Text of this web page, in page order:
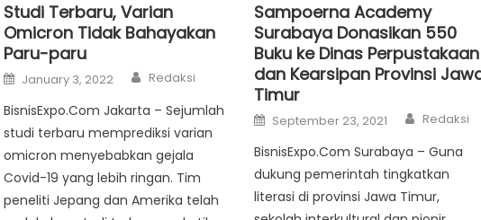
Studi Terbaru, Varian
Omicron Tidak Bahayakan
Paru-paru
Posted
on
January 3, 2022 Author
Redaksi
BisnisExpo.Com Jakarta – Sejumlah
studi terbaru memprediksi varian
omicron menyebabkan gejala
Covid-19 yang lebih ringan. Tim
peneliti Jepang dan Amerika telah
Sampoerna Academy
Surabaya Donasikan 550
Buku ke Dinas Perpustakaan
dan Kearsipan Provinsi
Timur
Posted
on
September 23, 2021 Author
Redaksi
BisnisExpo.Com Surabaya – Guna
dukung pemerintah tingkatkan
literasi di provinsi Jawa Timur,